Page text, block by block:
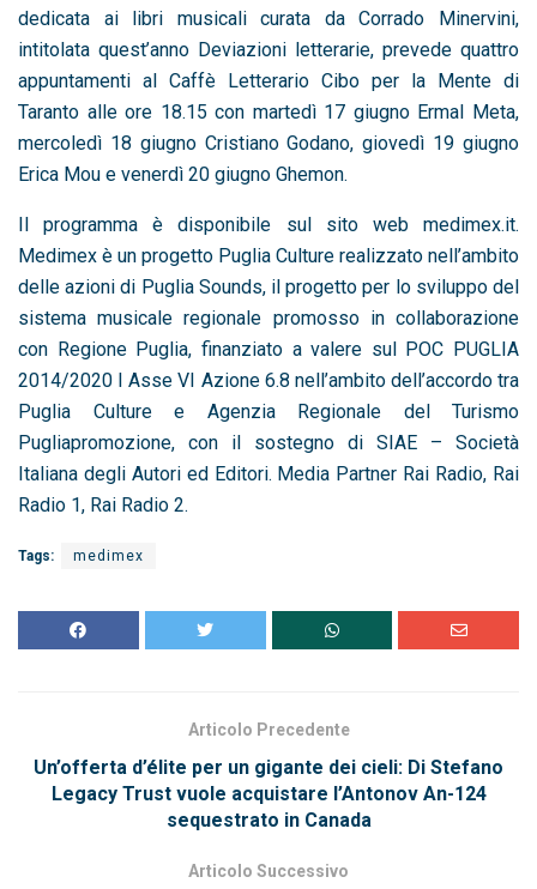
dedicata ai libri musicali curata da Corrado Minervini,
intitolata quest’anno Deviazioni letterarie, prevede quattro
appuntamenti al Caffè Letterario Cibo per la Mente di
Taranto alle ore 18.15 con martedì 17 giugno Ermal Meta,
mercoledì 18 giugno Cristiano Godano, giovedì 19 giugno
Erica Mou e venerdì 20 giugno Ghemon.
Il programma è disponibile sul sito web medimex.it.
Medimex è un progetto Puglia Culture realizzato nell’ambito
delle azioni di Puglia Sounds, il progetto per lo sviluppo del
sistema musicale regionale promosso in collaborazione
con Regione Puglia, finanziato a valere sul POC PUGLIA
2014/2020 I Asse VI Azione 6.8 nell’ambito dell’accordo tra
Puglia Culture e Agenzia Regionale del Turismo
Pugliapromozione, con il sostegno di SIAE – Società
Italiana degli Autori ed Editori. Media Partner Rai Radio, Rai
Radio 1, Rai Radio 2.
Tags: medimex
Articolo Precedente
Un’offerta d’élite per un gigante dei cieli: Di Stefano
Legacy Trust vuole acquistare l’Antonov An-124
sequestrato in Canada
Articolo Successivo